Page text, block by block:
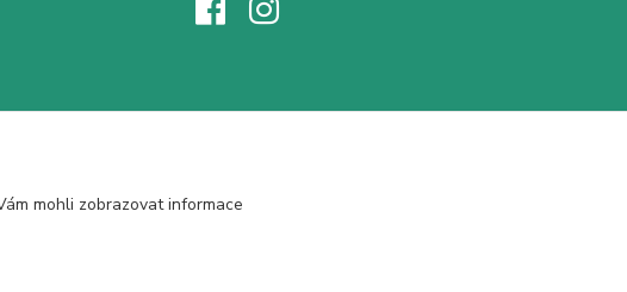
mohli zobrazovat informace